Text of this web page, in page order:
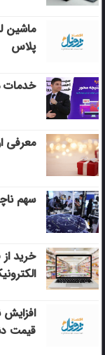
پلاس
خدمات
معرفی
سهم
خرید
قیمت